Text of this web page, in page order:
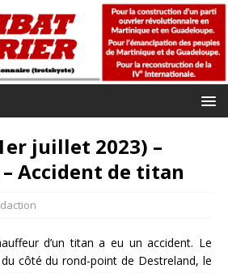
juillet 2023) –
Accident de titan
d’un titan a eu un accident. Le
côté du rond-point de Destreland, le